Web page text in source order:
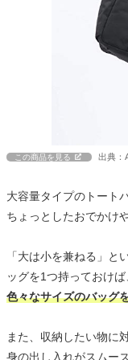
この商品を見る 出典：
大容量タイプのトート
ちょっとしたおでかけ
「大は小を兼ねる」と
ッグを1つ持っておけ
色々なサイズのバッグ
また、収納したい物に
身の出し入れがスムー